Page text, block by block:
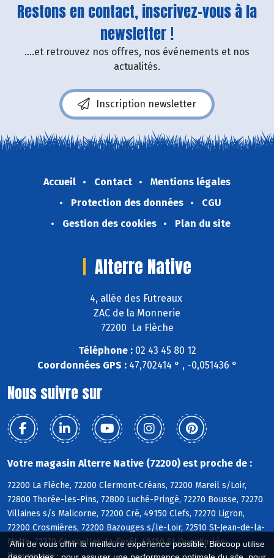
Afin de vous offrir la meilleure expérience possible, Biocoop utilise
Restons en contact, inscrivez-vous à la
newsletter !
....et retrouvez nos offres, nos événements et nos
actualités.
Inscription newsletter
Accueil Contact
Mentions légales
Protection des données
CGU
Gestion des cookies
Plan du site
Alterre Native
4, allée des Futreaux
ZAC de la Monnerie
72200 La Flèche
Téléphone :02 43 45 80 12
Coordonnées GPS :47,702414 ° , -0,051436 °
Nous suivre sur
Votre magasin Alterre Native (72200) est proche de :
72200 La Flèche, 72200 Clermont-Créans, 72200 Mareil s/Loir,
72800 Thorée-les-Pins, 72800 Luché-Pringé, 72270 Bousse, 72270
Villaines s/s Malicorne, 72200 Cré, 49150 Clefs, 72270 Ligron,
72200 Crosmières, 72200 Bazouges s/le-Loir, 72510 St-Jean-de-la-
Motte, 72270 Courcelles-la-Forêt, 49150 St-Quentin-lès-